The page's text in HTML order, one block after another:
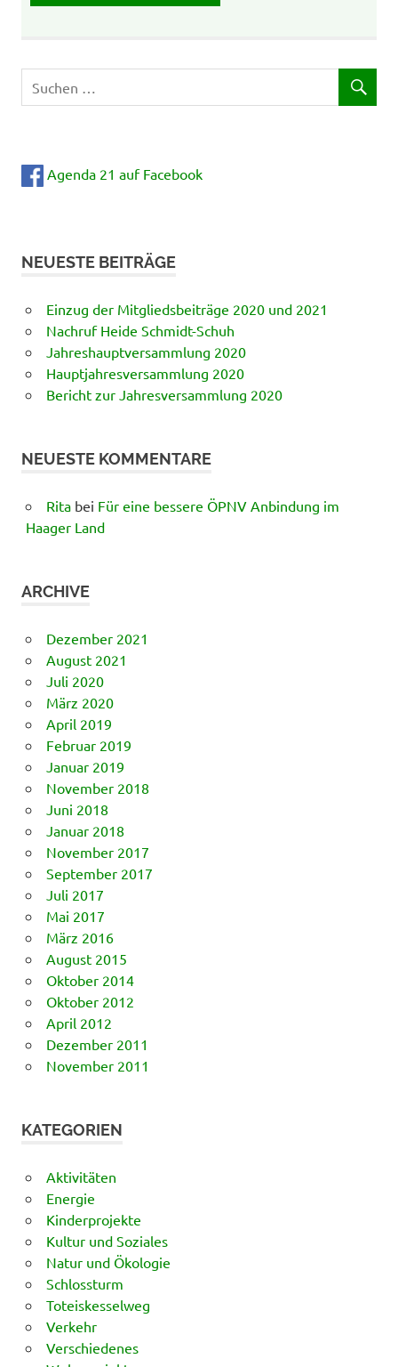
Agenda 21 auf Facebook
NEUESTE BEITRÄGE
Einzug der Mitgliedsbeiträge 2020 und 2021
Nachruf Heide Schmidt-Schuh
Jahreshauptversammlung 2020
Hauptjahresversammlung 2020
Bericht zur Jahresversammlung 2020
NEUESTE KOMMENTARE
Ritabei Für eine bessere ÖPNV Anbindung im
Haager Land
ARCHIVE
Dezember 2021
August 2021
Juli 2020
März 2020
April 2019
Februar 2019
Januar 2019
November 2018
Juni 2018
Januar 2018
November 2017
September 2017
Juli 2017
Mai 2017
März 2016
August 2015
Oktober 2014
Oktober 2012
April 2012
Dezember 2011
November 2011
KATEGORIEN
Aktivitäten
Energie
Kinderprojekte
Kultur und Soziales
Natur und Ökologie
Schlossturm
Toteiskesselweg
Verkehr
Verschiedenes